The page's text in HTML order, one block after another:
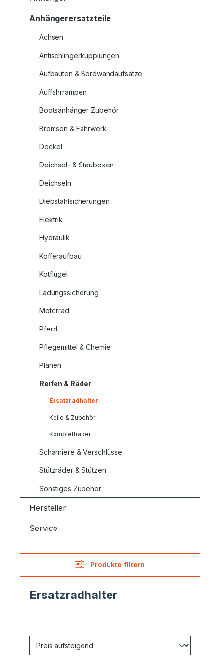
Anhängerersatzteile
Achsen
Antischlingerkupplungen
Aufbauten & Bordwandaufsätze
Auffahrrampen
Bootsanhänger Zubehör
Bremsen & Fahrwerk
Deckel
Deichsel- & Stauboxen
Deichseln
Diebstahlsicherungen
Elektrik
Hydraulik
Kofferaufbau
Kotflügel
Ladungssicherung
Motorrad
Pferd
Pflegemittel & Chemie
Planen
Reifen & Räder
Ersatzradhalter
Keile & Zubehör
Kompletträder
Scharniere & Verschlüsse
Stützräder & Stützen
Sonstiges Zubehör
Hersteller
Service
Produkte filtern
Ersatzradhalter